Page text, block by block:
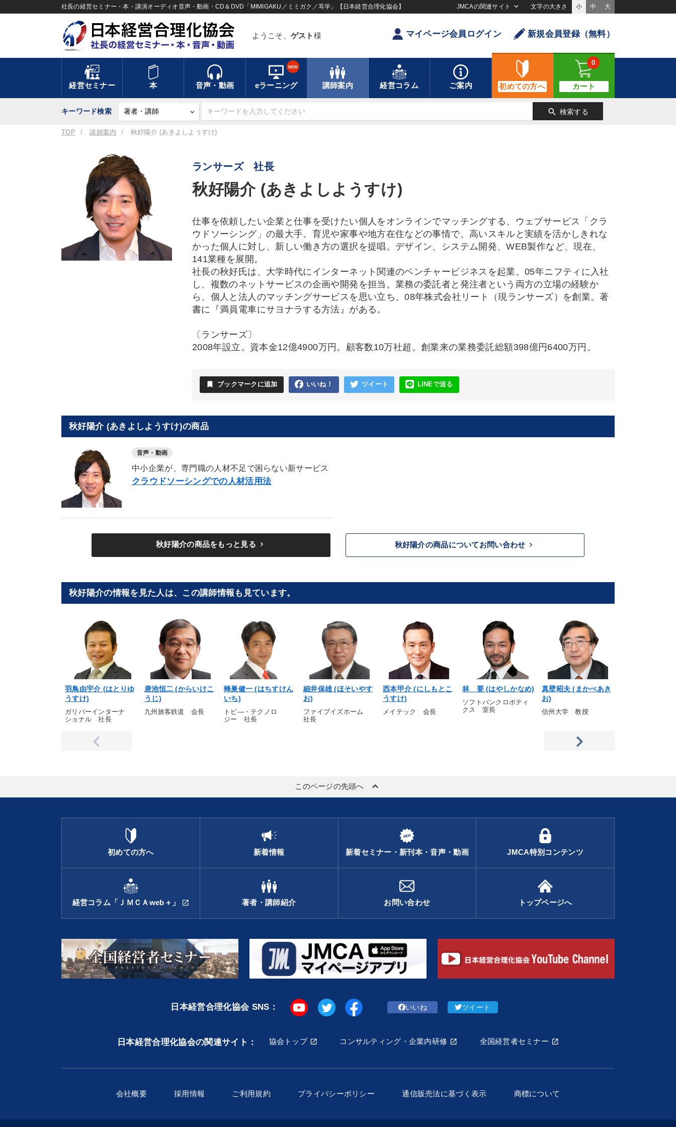
社長の経営セミナー・本・講演オーディオ音声・動画・CD＆DVD「MIMIGAKU／ミミガク／耳学」【日本経営合理化協会】 JMCAの関連サイト 文字の大きさ 小 中 大
ようこそ、 ゲスト 様 マイページ会員ログイン 新規会員登録（無料）
経営セミナー 本 音声・動画 eラーニング
NEW
講師案内 経営コラム ご案内 初めての方へ カート
0
キーワード検索 search 検索する
TOP 講師案内 秋好陽介 (あきよしようすけ)
ランサーズ 社長
秋好陽介 (あきよしようすけ)
仕事を依頼したい企業と仕事を受けたい個人をオンラインでマッチングする、ウェブサービス「クラ
ウドソーシング」の最大手。育児や家事や地方在住などの事情で、高いスキルと実績を活かしきれな
かった個人に対し、新しい働き方の選択を提唱。デザイン、システム開発、WEB製作など、現在、
141業種を展開。
社長の秋好氏は、大学時代にインターネット関連のベンチャービジネスを起業。05年ニフティに入社
し、複数のネットサービスの企画や開発を担当。業務の委託者と発注者という両方の立場の経験か
ら、個人と法人のマッチングサービスを思い立ち、08年株式会社リート（現ランサーズ）を創業。著
書に『満員電車にサヨナラする方法』がある。
〔ランサーズ〕
2008年設立。資本金12億4900万円。顧客数10万社超。創業来の業務委託総額398億円6400万円。
bookmark ブックマークに追加 いいね！ ツイート LINEで送る
秋好陽介 (あきよしようすけ)の商品
音声・動画
中小企業が、専門職の人材不足で困らない新サービス
クラウドソーシングでの人材活用法
秋好陽介の商品をもっと見る keyboard_arrow_right 秋好陽介の商品についてお問い合わせ keyboard_arrow_right
秋好陽介の情報を見た人は、この講師情報も見ています。
羽鳥由宇介 (はとりゆ
うすけ)
ガリバーインターナ
ショナル 社長
唐池恒二 (からいけこ
うじ)
九州旅客鉄道 会長
蜂巣健一 (はちすけん
いち)
トビ—・テクノロ
ジー 社長
細井保雄 (ほそいやす
お)
ファイブイズホーム
社長
西本甲介 (にしもとこ
うすけ)
メイテック 会長
林 要 (はやしかなめ)
ソフトバンクロボティ
クス 室長
真壁昭夫 (まかべあき
お)
信州大学 教授
このページの先頭へ keyboard_arrow_up
初めての方へ 新着情報 新着セミナー・新刊本・音声・動画 JMCA特別コンテンツ
経営コラム「ＪＭＣＡweb＋」 open_in_new 著者・講師紹介 お問い合わせ トップページへ
日本経営合理化協会 SNS： いいね ツイート
日本経営合理化協会の関連サイト： 協会トップ コンサルティング・企業内研修 全国経営者セミナー
会社概要 採用情報 ご利用規約 プライバシーポリシー 通信販売法に基づく表示 商標について